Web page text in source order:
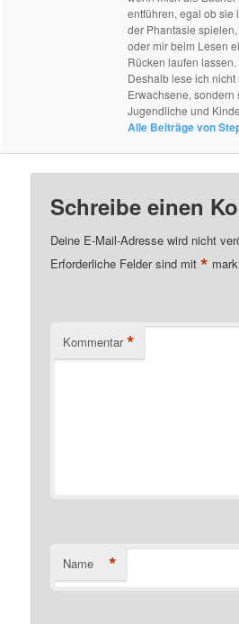
entführen, egal ob sie
der Phantasie
oder mir beim Lesen
Rücken laufen
Deshalb lese ich nicht
Erwachsene,
Jugendliche und
Alle Beiträge von
Schreibe einen
Deine E-Mail-Adresse wird nicht
Erforderliche Felder sind mit*
Kommentar *
Name *